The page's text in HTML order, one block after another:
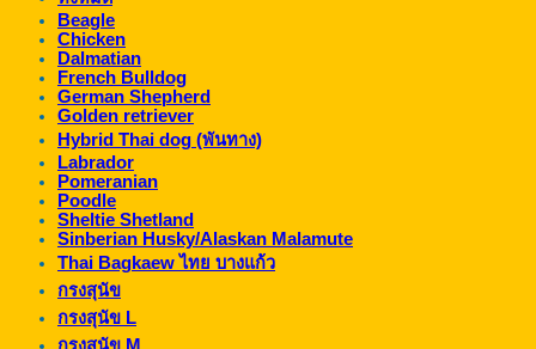
Beagle
Chicken
Dalmatian
French Bulldog
German Shepherd
Golden retriever
Hybrid Thai dog (พันทาง)
Labrador
Pomeranian
Poodle
Sheltie Shetland
Sinberian Husky/Alaskan Malamute
Thai Bagkaew ไทย บางแก้ว
กรงสุนัข
กรงสุนัข L